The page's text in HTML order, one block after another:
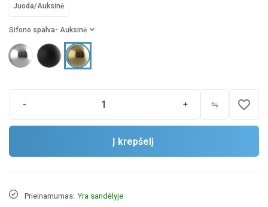
Sifono spalva - Auksinė
Juoda/Auksinė
- + favorite_border
Į krepšelį
Prieinamumas: Yra sandėlyje